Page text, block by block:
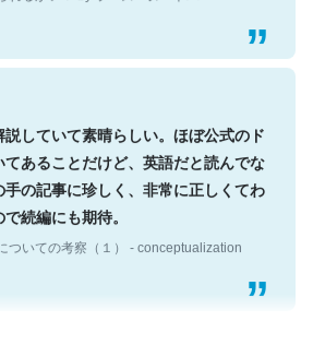
説していて素晴らしい。ほぼ公式のド
てあることだけど、英語だと読んでな
手の記事に珍しく、非常に正しくてわ
続編にも期待。